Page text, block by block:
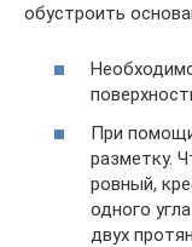
обустроить
При
разметку.
ровный,
одного
двух